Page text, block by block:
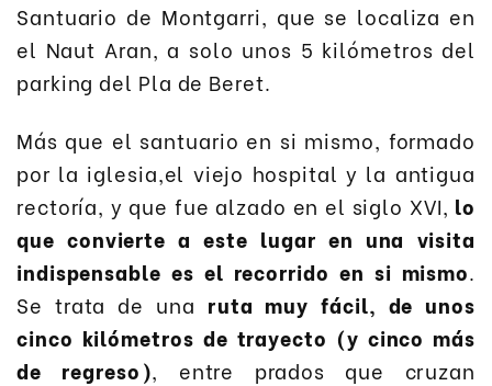
Santuario de Montgarri, que se localiza en
el Naut Aran, a solo unos 5 kilómetros del
parking del Pla de Beret.
Más que el santuario en si mismo, formado
por la iglesia,el viejo hospital y la antigua
rectoría, y que fue alzado en el siglo XVI, lo
que convierte a este lugar en una visita
indispensable es el recorrido en si mismo.
Se trata de una ruta muy fácil, de unos
cinco kilómetros de trayecto (y cinco más
de regreso), entre prados que cruzan